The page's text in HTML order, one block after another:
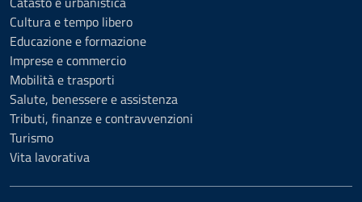
Cultura e tempo libero
Educazione e formazione
Imprese e commercio
Mobilità e trasporti
Salute, benessere e assistenza
Tributi, finanze e contravvenzioni
Turismo
Vita lavorativa